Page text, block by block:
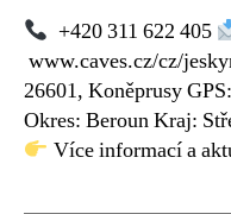
+420 311 622 405
www.caves.cz/cz/
26601, Koněprusy
Okres: Beroun Kraj:
Více informací a